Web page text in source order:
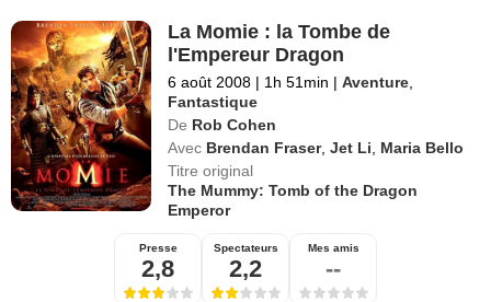
La Momie : la Tombe de
l'Empereur Dragon
6 août 2008 | 1h 51min | Aventure
Fantastique
De Rob Cohen
Avec Brendan Fraser,Jet Li
Maria Bello
Titre original
The Mummy: Tomb of the Dragon
Emperor
Presse
2,8
Spectateurs
2,2
Mes amis
--